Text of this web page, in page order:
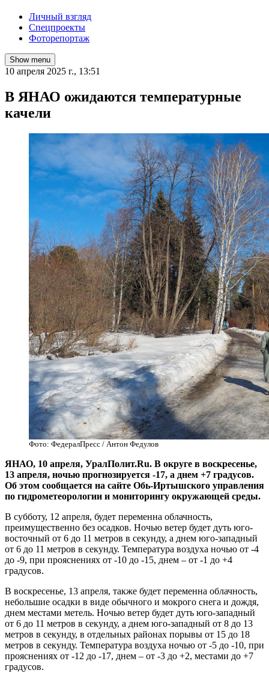
Личный взгляд
Спецпроекты
Фоторепортаж
Show menu
10 апреля 2025 г., 13:51
В ЯНАО ожидаются температурные
качели
Фото: ФедералПресс / Антон Федулов
ЯНАО, 10 апреля, УралПолит.Ru. В округе в воскресенье,
13 апреля, ночью прогнозируется -17, а днем +7 градусов.
Об этом сообщается на сайте Обь-Иртышского управления
по гидрометеорологии и мониторингу окружающей среды.
В субботу, 12 апреля, будет переменна облачность,
преимущественно без осадков. Ночью ветер будет дуть юго-
восточный от 6 до 11 метров в секунду, а днем юго-западный
от 6 до 11 метров в секунду. Температура воздуха ночью от -4
до -9, при прояснениях от -10 до -15, днем – от -1 до +4
градусов.
В воскресенье, 13 апреля, также будет переменна облачность,
небольшие осадки в виде обычного и мокрого снега и дождя,
днем местами метель. Ночью ветер будет дуть юго-западный
от 6 до 11 метров в секунду, а днем юго-западный от 8 до 13
метров в секунду, в отдельных районах порывы от 15 до 18
метров в секунду. Температура воздуха ночью от -5 до -10, при
прояснениях от -12 до -17, днем – от -3 до +2, местами до +7
градусов.